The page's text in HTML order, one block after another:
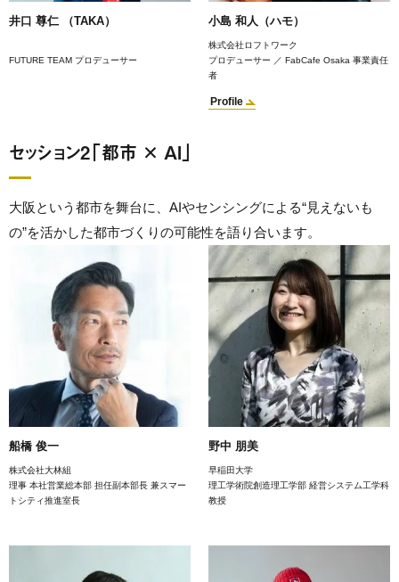
井口 尊仁 （TAKA）
FUTURE TEAM プロデューサー
小島 和人（ハモ）
株式会社ロフトワーク
プロデューサー ／ FabCafe Osaka 事業責任
者
Profile
セッション2「都市 × AI」
大阪という都市を舞台に、AIやセンシングによる“見えないも
の”を活かした都市づくりの可能性を語り合います。
船橋 俊一
株式会社大林組
理事 本社営業総本部 担任副本部長 兼スマー
トシティ推進室長
野中 朋美
早稲田大学
理工学術院創造理工学部 経営システム工学科
教授